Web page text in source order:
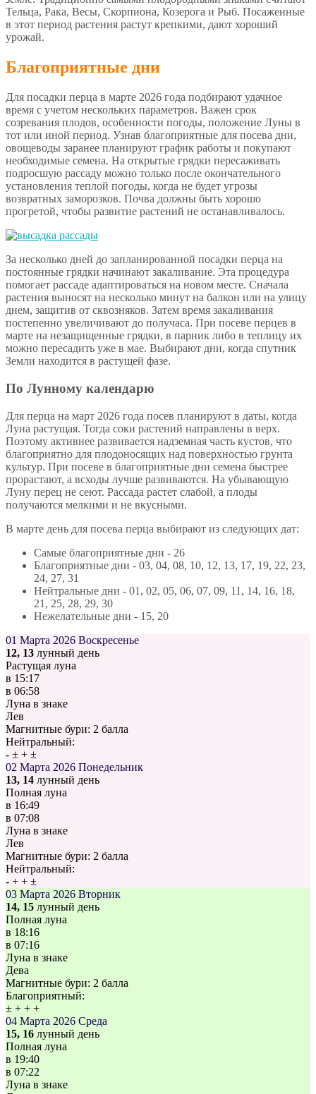
Тельца, Рака, Весы, Скорпиона, Козерога и Рыб. Посаженные
в этот период растения растут крепкими, дают хороший
урожай.
Благоприятные дни
Для посадки перца в марте 2026 года подбирают удачное
время с учетом нескольких параметров. Важен срок
созревания плодов, особенности погоды, положение Луны в
тот или иной период. Узнав благоприятные для посева дни,
овощеводы заранее планируют график работы и покупают
необходимые семена. На открытые грядки пересаживать
подросшую рассаду можно только после окончательного
установления теплой погоды, когда не будет угрозы
возвратных заморозков. Почва должны быть хорошо
прогретой, чтобы развитие растений не останавливалось.
За несколько дней до запланированной посадки перца на
постоянные грядки начинают закаливание. Эта процедура
помогает рассаде адаптироваться на новом месте. Сначала
растения выносят на несколько минут на балкон или на улицу
днем, защитив от сквозняков. Затем время закаливания
постепенно увеличивают до получаса. При посеве перцев в
марте на незащищенные грядки, в парник либо в теплицу их
можно пересадить уже в мае. Выбирают дни, когда спутник
Земли находится в растущей фазе.
По Лунному календарю
Для перца на март 2026 года посев планируют в даты, когда
Луна растущая. Тогда соки растений направлены в верх.
Поэтому активнее развивается надземная часть кустов, что
благоприятно для плодоносящих над поверхностью грунта
культур. При посеве в благоприятные дни семена быстрее
прорастают, а всходы лучше развиваются. На убывающую
Луну перец не сеют. Рассада растет слабой, а плоды
получаются мелкими и не вкусными.
В марте день для посева перца выбирают из следующих дат:
Самые благоприятные дни - 26
Благоприятные дни - 03, 04, 08, 10, 12, 13, 17, 19, 22, 23,
24, 27, 31
Нейтральные дни - 01, 02, 05, 06, 07, 09, 11, 14, 16, 18,
21, 25, 28, 29, 30
Нежелательные дни - 15, 20
01 Марта 2026 Воскресенье
12, 13 лунный день
Растущая луна
в 15:17
в 06:58
Луна в знаке
Лев
Магнитные бури: 2 балла
Нейтральный:
- ± + ±
02 Марта 2026 Понедельник
13, 14 лунный день
Полная луна
в 16:49
в 07:08
Луна в знаке
Лев
Магнитные бури: 2 балла
Нейтральный:
- + + ±
03 Марта 2026 Вторник
14, 15 лунный день
Полная луна
в 18:16
в 07:16
Луна в знаке
Дева
Магнитные бури: 2 балла
Благоприятный:
± + + +
04 Марта 2026 Среда
15, 16 лунный день
Полная луна
в 19:40
в 07:22
Луна в знаке